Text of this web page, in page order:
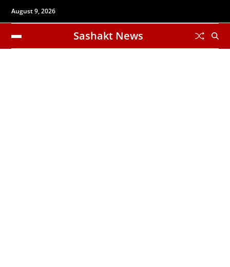
August 9, 2026
Sashakt News